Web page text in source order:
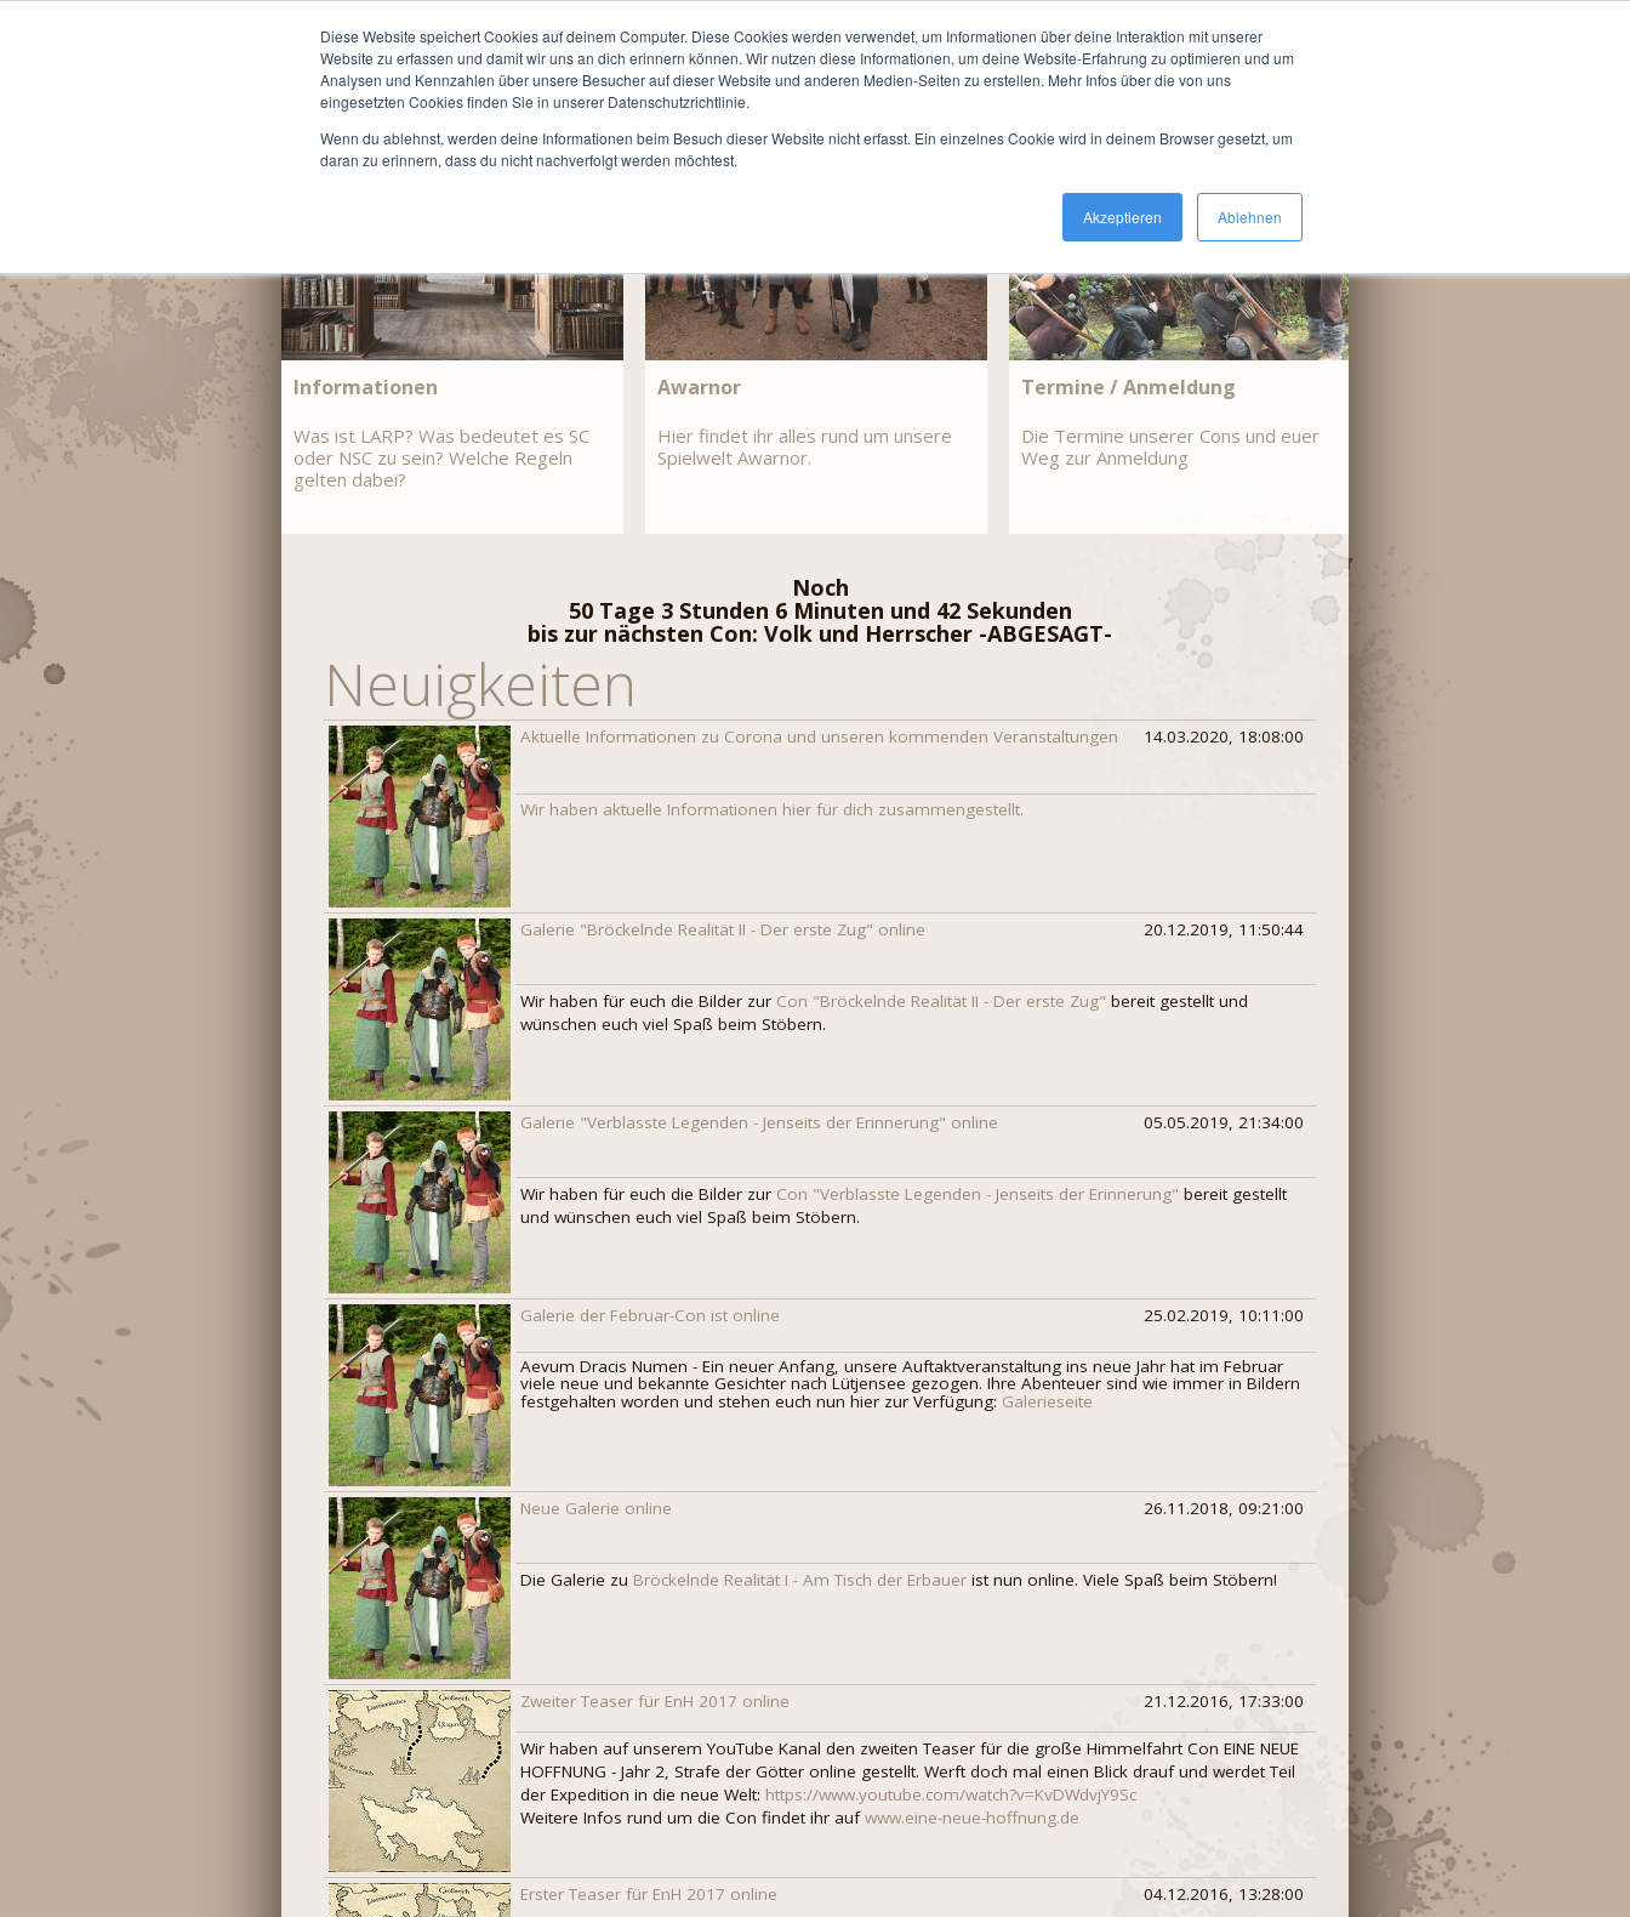
Diese Website speichert Cookies auf deinem Computer. Diese Cookies werden verwendet, um Informationen über deine Interaktion mit unserer
Website zu erfassen und damit wir uns an dich erinnern können. Wir nutzen diese Informationen, um deine Website-Erfahrung zu optimieren und um
Analysen und Kennzahlen über unsere Besucher auf dieser Website und anderen Medien-Seiten zu erstellen. Mehr Infos über die von uns
eingesetzten Cookies finden Sie in unserer Datenschutzrichtlinie.
Wenn du ablehnst, werden deine Informationen beim Besuch dieser Website nicht erfasst. Ein einzelnes Cookie wird in deinem Browser gesetzt, um
daran zu erinnern, dass du nicht nachverfolgt werden möchtest.
Akzeptieren Ablehnen
Start Informationen Awarnor Termine / Anmeldung NSC Infos Mein Farmion
Du bist hier:LARP »Start
Informationen
Was ist LARP? Was bedeutet es SC
oder NSC zu sein? Welche Regeln
gelten dabei?
Awarnor
Hier findet ihr alles rund um unsere
Spielwelt Awarnor.
Termine / Anmeldung
Die Termine unserer Cons und euer
Weg zur Anmeldung
Noch
50 Tage 3 Stunden 6 Minuten und 41 Sekunden
bis zur nächsten Con: Volk und Herrscher -ABGESAGT-
Neuigkeiten
Aktuelle Informationen zu Corona und unseren kommenden Veranstaltungen 14.03.2020, 18:08:00
Wir haben aktuelle Informationen hier für dich zusammengestellt.
Galerie "Bröckelnde Realität II - Der erste Zug" online 20.12.2019, 11:50:44
Wir haben für euch die Bilder zur Con "Bröckelnde Realität II - Der erste Zug" bereit gestellt und
wünschen euch viel Spaß beim Stöbern.
Galerie "Verblasste Legenden - Jenseits der Erinnerung" online 05.05.2019, 21:34:00
Wir haben für euch die Bilder zur Con "Verblasste Legenden - Jenseits der Erinnerung" bereit gestellt
und wünschen euch viel Spaß beim Stöbern.
Galerie der Februar-Con ist online 25.02.2019, 10:11:00
Aevum Dracis Numen - Ein neuer Anfang, unsere Auftaktveranstaltung ins neue Jahr hat im Februar
viele neue und bekannte Gesichter nach Lütjensee gezogen. Ihre Abenteuer sind wie immer in Bildern
festgehalten worden und stehen euch nun hier zur Verfügung: Galerieseite
Neue Galerie online 26.11.2018, 09:21:00
Die Galerie zu Bröckelnde Realität I - Am Tisch der Erbauer ist nun online. Viele Spaß beim Stöbern!
Zweiter Teaser für EnH 2017 online 21.12.2016, 17:33:00
Wir haben auf unserem YouTube Kanal den zweiten Teaser für die große Himmelfahrt Con EINE NEUE
HOFFNUNG - Jahr 2, Strafe der Götter online gestellt. Werft doch mal einen Blick drauf und werdet Teil
der Expedition in die neue Welt: https://www.youtube.com/watch?v=KvDWdvjY9Sc
Weitere Infos rund um die Con findet ihr aufwww.eine-neue-hoffnung.de
Erster Teaser für EnH 2017 online 04.12.2016, 13:28:00